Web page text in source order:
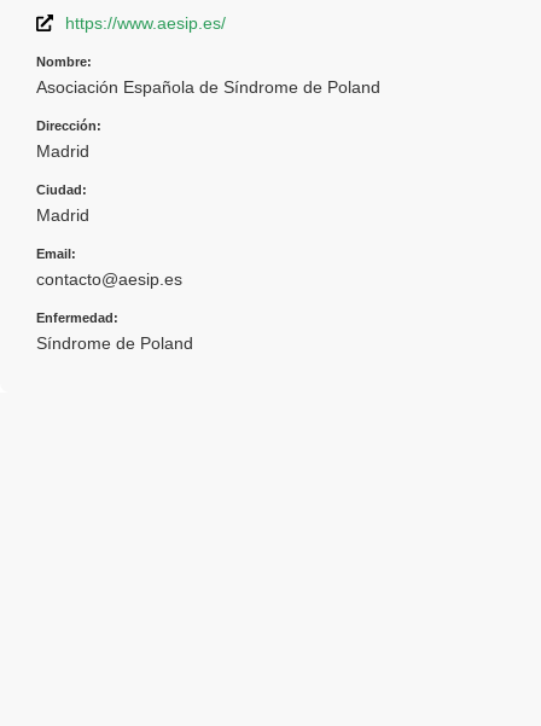
https://www.aesip.es/
Nombre:
Asociación Española de Síndrome de Poland
Dirección:
Madrid
Ciudad:
Madrid
Email:
contacto@aesip.es
Enfermedad:
Síndrome de Poland